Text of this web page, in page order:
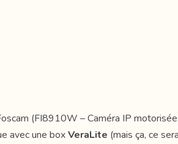
(FI8910W – Caméra IP
avec une boxVeraLite (mais ça, ce